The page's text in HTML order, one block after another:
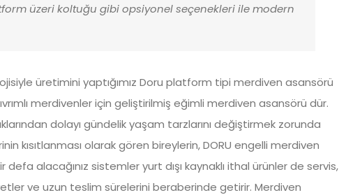
üzeri koltuğu gibi opsiyonel seçenekleri ile modern
üretimini yaptığımız Doru platform tipi merdiven asansörü
merdivenler için geliştirilmiş eğimli merdiven asansörü dür.
dolayı gündelik yaşam tarzlarını değiştirmek zorunda
kısıtlanması olarak gören bireylerin, DORU engelli merdiven
alacağınız sistemler yurt dışı kaynaklı ithal ürünler de servis,
ve uzun teslim sürelerini beraberinde getirir. Merdiven